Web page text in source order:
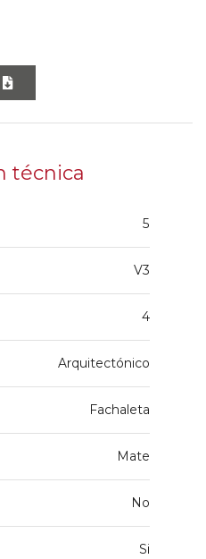
técnica
5
V3
4
Arquitectónico
Fachaleta
Mate
No
Si